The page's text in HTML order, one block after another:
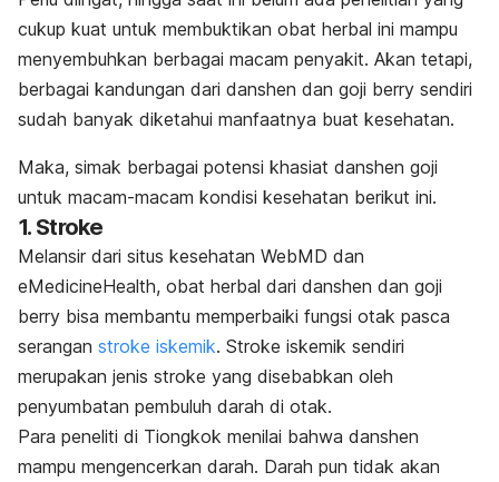
cukup kuat untuk membuktikan obat herbal ini mampu
menyembuhkan berbagai macam penyakit. Akan tetapi,
berbagai kandungan dari danshen dan goji berry sendiri
sudah banyak diketahui manfaatnya buat kesehatan.
Maka, simak berbagai potensi khasiat danshen goji
untuk macam-macam kondisi kesehatan berikut ini.
1. Stroke
Melansir dari situs kesehatan WebMD dan
eMedicineHealth, obat herbal dari danshen dan goji
berry bisa membantu memperbaiki fungsi otak pasca
serangan stroke iskemik. Stroke iskemik sendiri
merupakan jenis stroke yang disebabkan oleh
penyumbatan pembuluh darah di otak.
Para peneliti di Tiongkok menilai bahwa danshen
mampu mengencerkan darah. Darah pun tidak akan